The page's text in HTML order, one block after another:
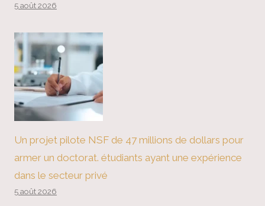
5 août 2026
Un projet pilote NSF de 47 millions de dollars pour
armer un doctorat. étudiants ayant une expérience
dans le secteur privé
5 août 2026